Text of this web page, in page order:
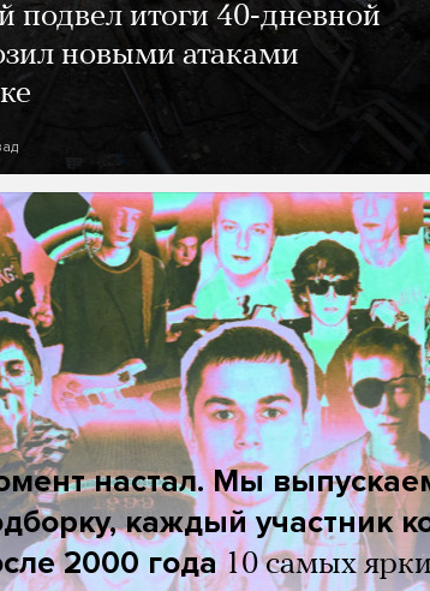
подвел итоги 40-дневной
новыми атаками
настал. Мы
каждый участник
2000 года 10 самых